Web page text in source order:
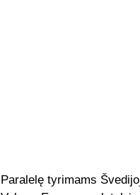
Paralelę tyrimams